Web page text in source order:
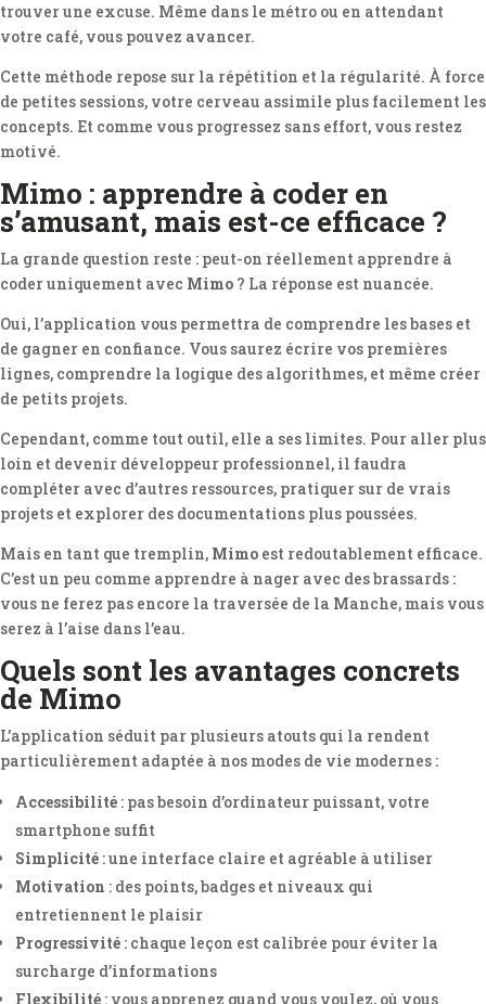
trouver une excuse. Même dans le métro ou en attendant
votre café, vous pouvez avancer.
Cette méthode repose sur la répétition et la régularité. À force
de petites sessions, votre cerveau assimile plus facilement les
concepts. Et comme vous progressez sans effort, vous restez
motivé.
Mimo : apprendre à coder en
s’amusant, mais est-ce efficace ?
La grande question reste : peut-on réellement apprendre à
coder uniquement avec Mimo ? La réponse est nuancée.
Oui, l’application vous permettra de comprendre les bases et
de gagner en confiance. Vous saurez écrire vos premières
lignes, comprendre la logique des algorithmes, et même créer
de petits projets.
Cependant, comme tout outil, elle a ses limites. Pour aller plus
loin et devenir développeur professionnel, il faudra
compléter avec d’autres ressources, pratiquer sur de vrais
projets et explorer des documentations plus poussées.
Mais en tant que tremplin, Mimo est redoutablement efficace.
C’est un peu comme apprendre à nager avec des brassards :
vous ne ferez pas encore la traversée de la Manche, mais vous
serez à l’aise dans l’eau.
Quels sont les avantages concrets
de Mimo
L’application séduit par plusieurs atouts qui la rendent
particulièrement adaptée à nos modes de vie modernes :
Accessibilité : pas besoin d’ordinateur puissant, votre
smartphone suffit
Simplicité : une interface claire et agréable à utiliser
Motivation : des points, badges et niveaux qui
entretiennent le plaisir
Progressivité : chaque leçon est calibrée pour éviter la
surcharge d’informations
Flexibilité : vous apprenez quand vous voulez, où vous